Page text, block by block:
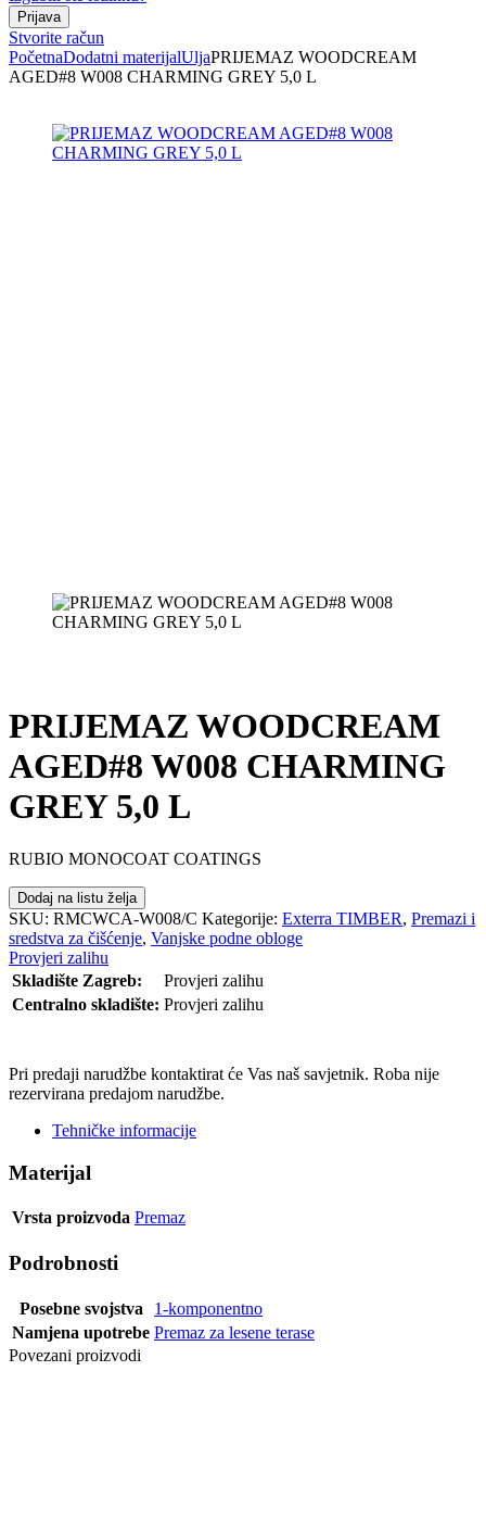
Stvorite račun
PočetnaDodatni materijalUljaPRIJEMAZ WOODCREAM
AGED#8 W008 CHARMING GREY 5,0 L
PRIJEMAZ WOODCREAM
AGED#8 W008 CHARMING
GREY 5,0 L
RUBIO MONOCOAT COATINGS
Dodaj na listu želja
SKU: RMCWCA-W008/C Kategorije: Exterra TIMBER, Premazi i
sredstva za čišćenje, Vanjske podne obloge
Provjeri zalihu
Skladište Zagreb:
Provjeri zalihu
Centralno skladište: Provjeri zalihu
Pri predaji narudžbe kontaktirat će Vas naš savjetnik. Roba nije
rezervirana predajom narudžbe.
Tehničke informacije
Materijal
Vrsta proizvoda Premaz
Podrobnosti
Posebne svojstva
1-komponentno
Namjena upotrebe Premaz za lesene terase
Povezani proizvodi